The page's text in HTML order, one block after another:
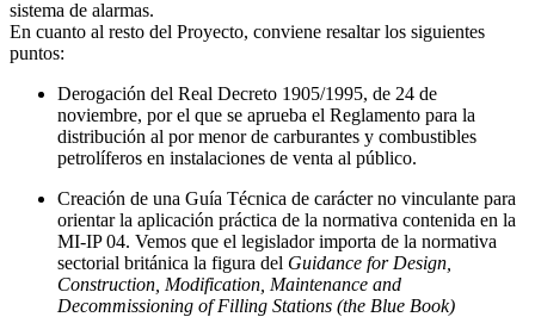
sistema de alarmas.
En cuanto al resto del Proyecto, conviene resaltar los siguientes
puntos:
Derogación del Real Decreto 1905/1995, de 24 de
noviembre, por el que se aprueba el Reglamento para la
distribución al por menor de carburantes y combustibles
petrolíferos en instalaciones de venta al público.
Creación de una Guía Técnica de carácter no vinculante para
orientar la aplicación práctica de la normativa contenida en la
MI-IP 04. Vemos que el legislador importa de la normativa
sectorial británica la figura del Guidance for Design,
Construction, Modification, Maintenance and
Decommissioning of Filling Stations (the Blue Book)